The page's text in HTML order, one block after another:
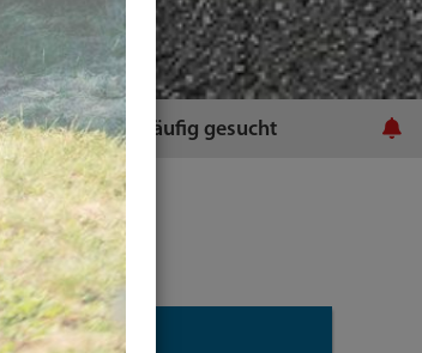
Häufig gesucht